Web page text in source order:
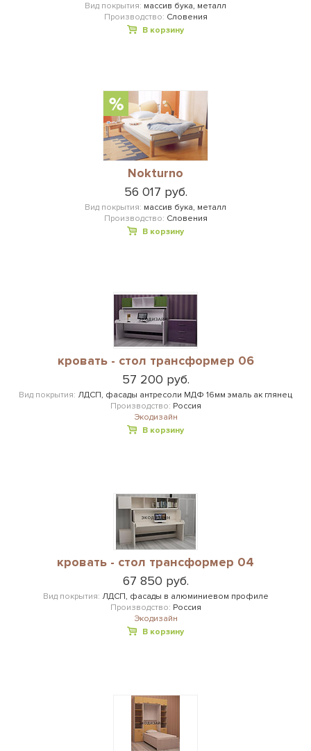
Вид покрытия: массив бука, металл
Производство: Словения
В корзину
Nokturno
56 017 руб.
Вид покрытия: массив бука, металл
Производство: Словения
В корзину
кровать - стол трансформер 06
57 200 руб.
Вид покрытия: ЛДСП, фасады антресоли МДФ 16мм эмаль ак глянец
Производство: Россия
Экодизайн
В корзину
кровать - стол трансформер 04
67 850 руб.
Вид покрытия: ЛДСП, фасады в алюминиевом профиле
Производство: Россия
Экодизайн
В корзину